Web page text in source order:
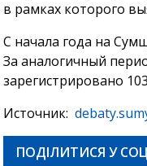
в рамках которого
С начала года на
За аналогичный
зарегистрировано
Источник:
ПОДІЛИТИСЯ У